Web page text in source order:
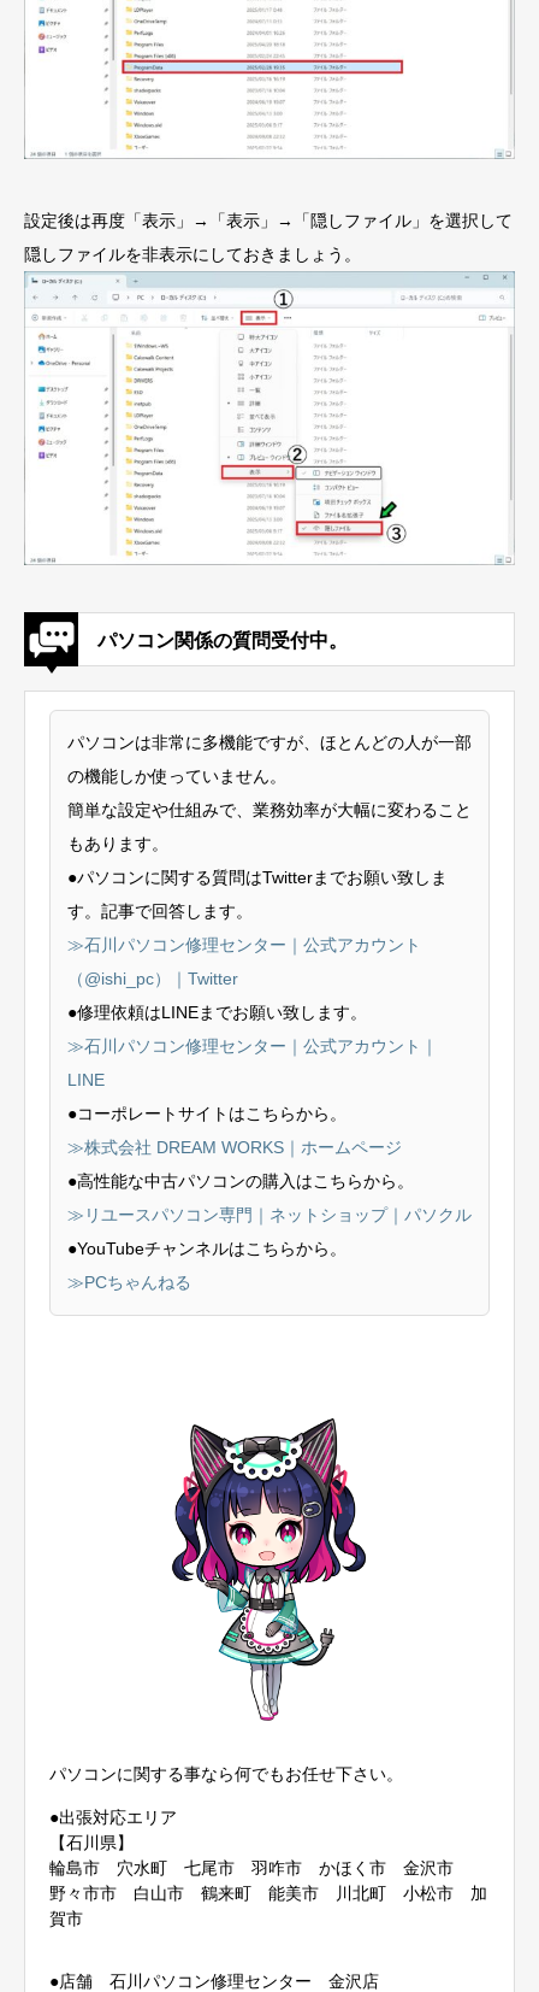
設定後は再度「表示」→「表示」→「隠しファイル」を選択して
隠しファイルを非表示にしておきましょう。
パソコン関係の質問受付中。
パソコンは非常に多機能ですが、ほとんどの人が一部
の機能しか使っていません。
簡単な設定や仕組みで、業務効率が大幅に変わること
もあります。
●パソコンに関する質問はTwitterまでお願い致しま
す。記事で回答します。
≫石川パソコン修理センター｜公式アカウント
（@ishi_pc）｜Twitter
●修理依頼はLINEまでお願い致します。
≫石川パソコン修理センター｜公式アカウント｜
LINE
●コーポレートサイトはこちらから。
≫株式会社 DREAM WORKS｜ホームページ
●高性能な中古パソコンの購入はこちらから。
≫リユースパソコン専門｜ネットショップ｜パソクル
●YouTubeチャンネルはこちらから。
≫PCちゃんねる
パソコンに関する事なら何でもお任せ下さい。
●出張対応エリア
【石川県】
輪島市 穴水町 七尾市 羽咋市 かほく市 金沢市
野々市市 白山市 鶴来町 能美市 川北町 小松市 加
賀市
●店舗 石川パソコン修理センター 金沢店